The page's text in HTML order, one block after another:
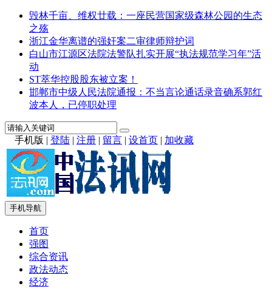
毁林千亩、维权廿载：一座民营国家级森林公园的生态
之殇
浙江金华离谱的强奸案二审律师辩护词
白山市江源区法院法警队扎实开展“执法规范学习年”活
动
ST萃华控股股东被立案！
邯郸市中级人民法院通报：不当言论通话录音确系郭红
波本人，已停职处理
手机版 | 登陆 | 注册 | 留言 | 设首页 | 加收藏
手机导航
首页
强图
综合资讯
政法动态
经济